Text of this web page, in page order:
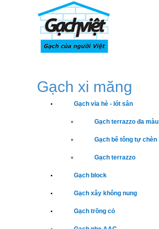
Gạch xi măng
Gạch vỉa hè - lót sân
Gạch terrazzo đa màu
Gạch bê tông tự chèn
Gạch terrazzo
Gạch block
Gạch xây không nung
Gạch trồng cỏ